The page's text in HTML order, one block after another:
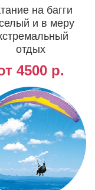
на багги
и в меру
отдых
4500 р.